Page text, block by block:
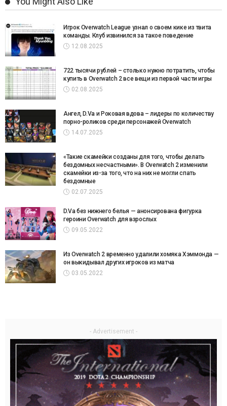
Игрок Overwatch League узнал о своем кике из твита
команды. Клуб извинился за такое поведение
12.08.2025
722 тысячи рублей – столько нужно потратить, чтобы
купить в Overwatch 2 все вещи из первой части игры
02.08.2025
Ангел, D.Va и Роковая вдова – лидеры по количеству
порно-роликов среди персонажей Overwatch
14.07.2025
«Такие скамейки созданы для того, чтобы делать
бездомных несчастными». В Overwatch 2 изменили
скамейки из-за того, что на них не могли спать
бездомные
02.07.2025
D.Va без нижнего белья — анонсирована фигурка
героини Overwatch для взрослых
09.05.2022
Из Overwatch 2 временно удалили хомяка Хэммонда —
он выкидывал других игроков из матча
03.05.2022
- Advertisement -